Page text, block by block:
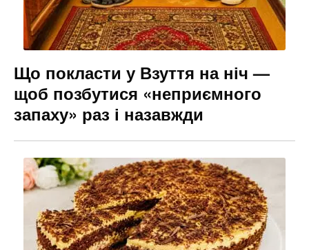
Що покласти у Взуття на ніч —
щоб позбутися «неприємного
запаху» раз і назавжди